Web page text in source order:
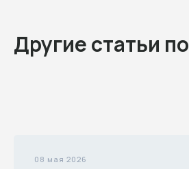
Другие статьи
08 мая 2026